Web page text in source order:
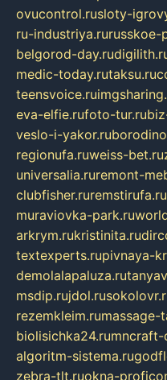
ovucontrol.rusloty-
ru-industriya.rurusskoe-
belgorod-day.ru
medic-today.rutaksu.ru
teensvoice.ru
eva-elfie.rufoto-tur.ru
veslo-i-yakor.ru
regionufa.ruweiss-bet.ru
universalia.ruremont-
clubfisher.ruremstirufa.ru
muraviovka-park.ru
arkrym.rukristinita.ru
textexperts.rupivnaya-
demolalapaluza.ru
msdip.rujdol.ru
rezemkleim.rumassage-
biolisichka24.rumncraft-
algoritm-sistema.ru
zebra-tlt.ruokna-